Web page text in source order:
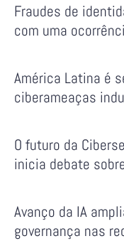
Fraudes de
com uma
América Latina é
ciberameaças
O futuro da
inicia debate
Avanço da IA
governança nas